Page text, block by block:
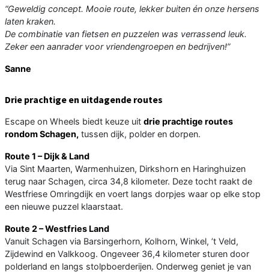
“Geweldig concept. Mooie route, lekker buiten én onze hersens
laten kraken.
De combinatie van fietsen en puzzelen was verrassend leuk.
Zeker een aanrader voor vriendengroepen en bedrijven!”
Sanne
Drie prachtige en uitdagende routes
Escape on Wheels biedt keuze uit drie prachtige routes
rondom Schagen, tussen dijk, polder en dorpen.
Route 1 – Dijk & Land
Via Sint Maarten, Warmenhuizen, Dirkshorn en Haringhuizen
terug naar Schagen, circa 34,8 kilometer. Deze tocht raakt de
Westfriese Omringdijk en voert langs dorpjes waar op elke stop
een nieuwe puzzel klaarstaat.
Route 2 – Westfries Land
Vanuit Schagen via Barsingerhorn, Kolhorn, Winkel, ’t Veld,
Zijdewind en Valkkoog. Ongeveer 36,4 kilometer sturen door
polderland en langs stolpboerderijen. Onderweg geniet je van